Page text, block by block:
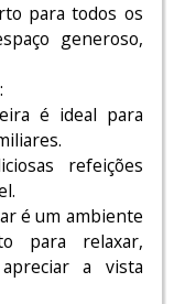
para todos os
generoso,
é ideal para
refeições
é um ambiente
para relaxar,
a vista